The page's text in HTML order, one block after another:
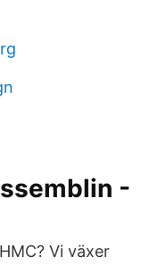
-
Vi växer